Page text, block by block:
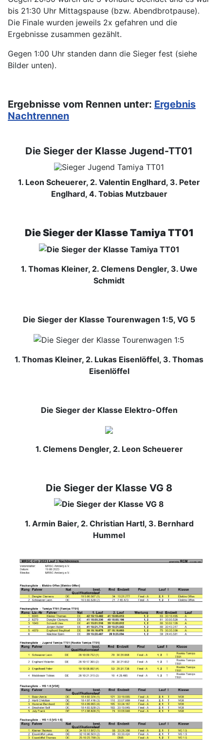
bis 21:30 Uhr Mittagspause (bzw. Abendbrotpause).
Die Finale wurden jeweils 2x gefahren und die
Ergebnisse zusammen gezählt.
Gegen 1:00 Uhr standen dann die Sieger fest (siehe
Bilder unten).
Ergebnisse vom Rennen unter: Ergebnis
Nachtrennen
Die Sieger der Klasse Jugend-TT01
1. Leon Scheuerer, 2. Valentin Englhard, 3. Peter
Englhard, 4. Tobias Mutzbauer
Die Sieger der Klasse Tamiya TT01
1. Thomas Kleiner, 2. Clemens Dengler, 3. Uwe
Schmidt
Die Sieger der Klasse Tourenwagen 1:5, VG 5
1. Thomas Kleiner, 2. Lukas Eisenlöffel, 3. Thomas
Eisenlöffel
Die Sieger der Klasse Elektro-Offen
1. Clemens Dengler, 2. Leon Scheuerer
Die Sieger der Klasse VG 8
1. Armin Baier, 2. Christian Hartl, 3. Bernhard
Hummel